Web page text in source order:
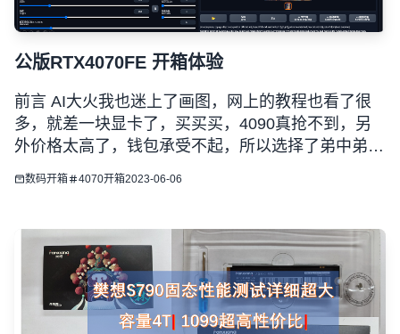
公版RTX4070FE 开箱体验
前言 AI大火我也迷上了画图，网上的教程也看了很
多，就差一块显卡了，买买买，4090真抢不到，另
外价格太高了，钱包承受不起，所以选择了弟中弟显
卡，RTX公版4070FE，我真的是太喜欢公版40系列
钱(
数码开箱 4070开箱2023-06-06